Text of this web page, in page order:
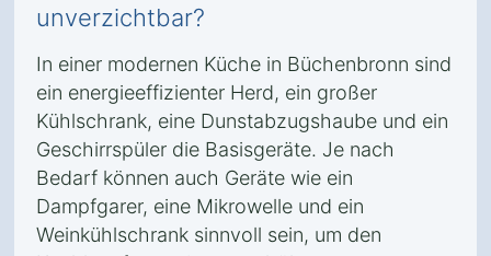
unverzichtbar?
In einer modernen Küche in Büchenbronn sind
ein energieeffizienter Herd, ein großer
Kühlschrank, eine Dunstabzugshaube und ein
Geschirrspüler die Basisgeräte. Je nach
Bedarf können auch Geräte wie ein
Dampfgarer, eine Mikrowelle und ein
Weinkühlschrank sinnvoll sein, um den